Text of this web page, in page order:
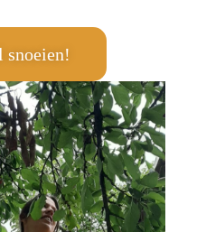
snoeien!